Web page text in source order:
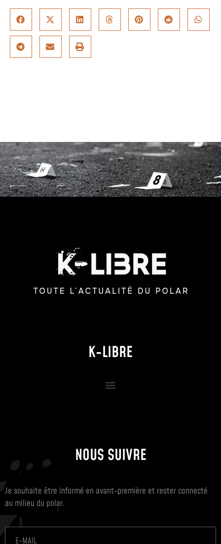
K-LIBRE
NOUS SUIVRE
Je souhaite être informé en avant-première et rester connecté
au milieu du polar.